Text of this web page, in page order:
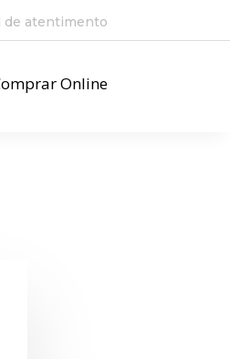
de atentimento
Online